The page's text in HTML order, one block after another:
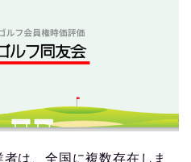
は、全国に複数存在しま